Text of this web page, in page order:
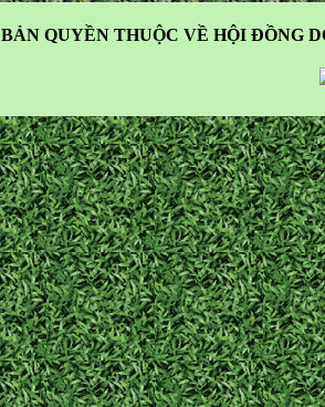
BẢN QUYỀN THUỘC VỀ HỘI ĐỒNG